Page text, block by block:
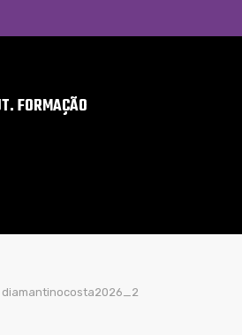
FORMAÇÃO
diamantinocosta2026_2